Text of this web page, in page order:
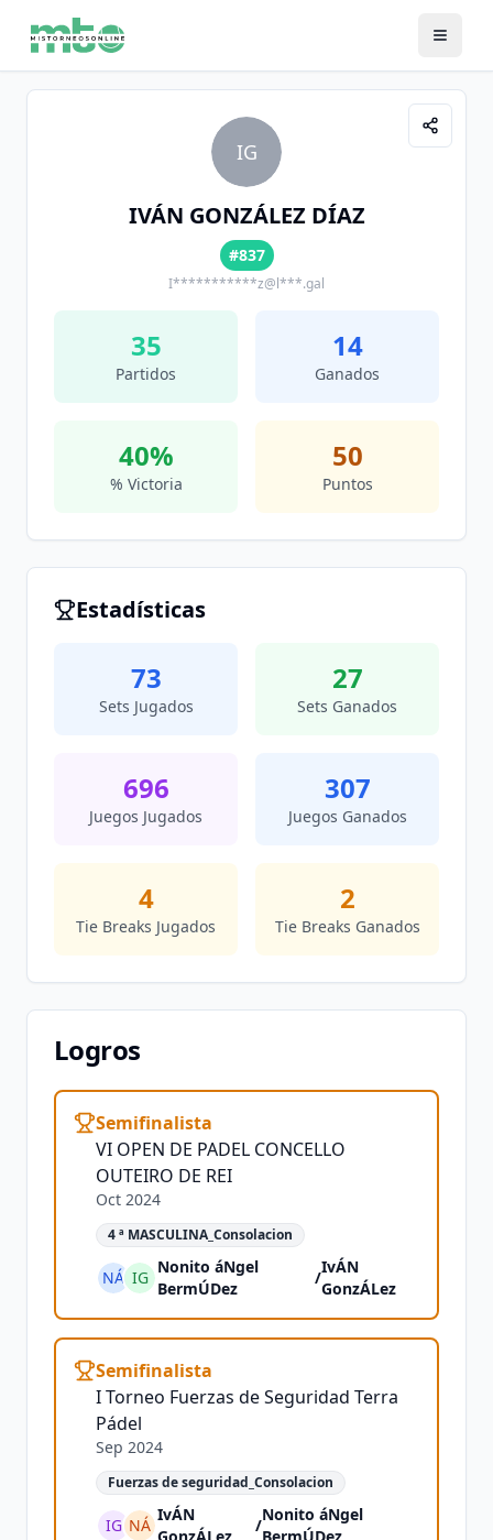
IG
IVÁN GONZÁLEZ DÍAZ
#837
I***********z@l***.gal
35
Partidos
14
Ganados
40%
% Victoria
50
Puntos
Estadísticas
73
Sets Jugados
27
Sets Ganados
696
Juegos Jugados
307
Juegos Ganados
4
Tie Breaks Jugados
2
Tie Breaks Ganados
Logros
Semifinalista
VI OPEN DE PADEL CONCELLO
OUTEIRO DE REI
Oct 2024
4 ª MASCULINA_Consolacion
NÁ IG
Nonito áNgel
BermÚDez
/
IvÁN
GonzÁLez
Semifinalista
I Torneo Fuerzas de Seguridad Terra
Pádel
Sep 2024
Fuerzas de seguridad_Consolacion
IG NÁ
IvÁN
/
Nonito áNgel